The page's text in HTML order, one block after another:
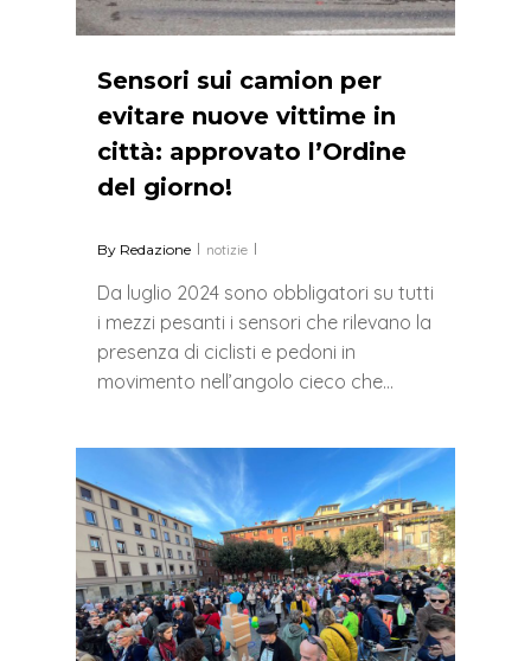
Sensori sui camion per
evitare nuove vittime in
città: approvato l’Ordine
del giorno!
By Redazione notizie
Da luglio 2024 sono obbligatori su tutti
i mezzi pesanti i sensori che rilevano la
presenza di ciclisti e pedoni in
movimento nell’angolo cieco che…